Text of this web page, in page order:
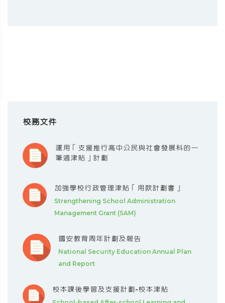
校務文件
運用「支援推行高中公民與社會發展科的一
筆過津貼」計劃
加強學校行政管理津貼「用款計劃書」
Strengthening School Administration
Management Grant (SAM)
國安教育周年計劃及報告
National Security Education Annual Plan
and Report
校本課後學習及支援計劃-校本津貼